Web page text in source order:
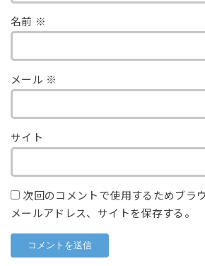
名前 ※
メール ※
サイト
次回のコメントで使用するためブラ
メールアドレス、サイトを保存する。